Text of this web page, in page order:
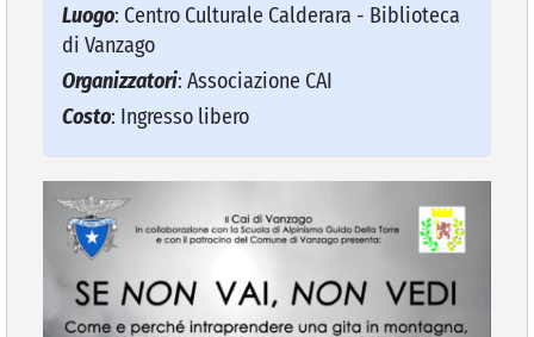
COMUNICAZIONE
Luogo: Centro Culturale Calderara - Biblioteca
di Vanzago
Organizzatori: Associazione CAI
Costo: Ingresso libero